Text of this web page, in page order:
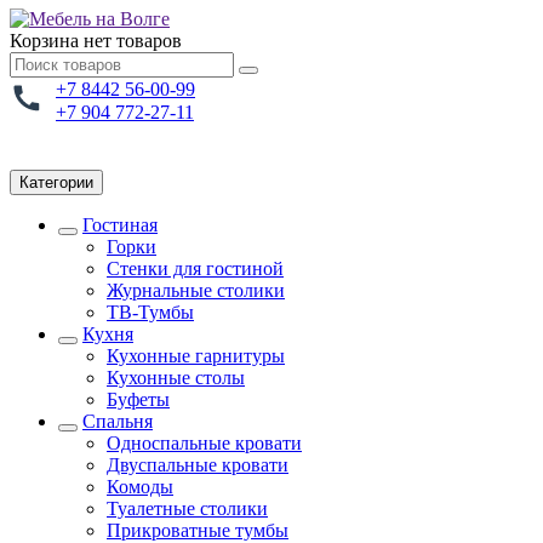
Корзина нет товаров
+7 8442 56-00-99
+7 904 772-27-11
Категории
Гостиная
Горки
Стенки для гостиной
Журнальные столики
TВ-Тумбы
Кухня
Кухонные гарнитуры
Кухонные столы
Буфеты
Спальня
Односпальные кровати
Двуспальные кровати
Комоды
Туалетные столики
Прикроватные тумбы